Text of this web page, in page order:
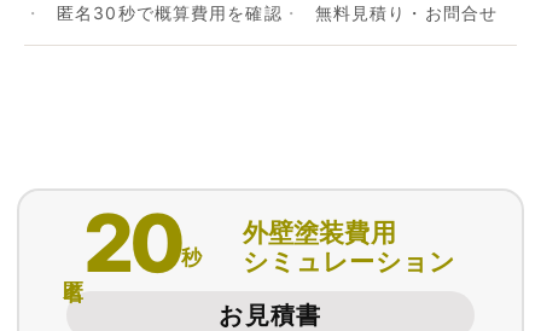
匿名30秒で概算費用を確認
無料見積り・お問合せ
20秒
外壁塗装費用
シミュレーション
お見積書